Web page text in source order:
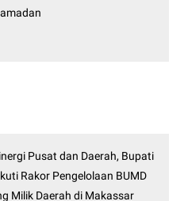
Pusat dan Daerah, Bupati
Rakor Pengelolaan BUMD
Milik Daerah di Makassar